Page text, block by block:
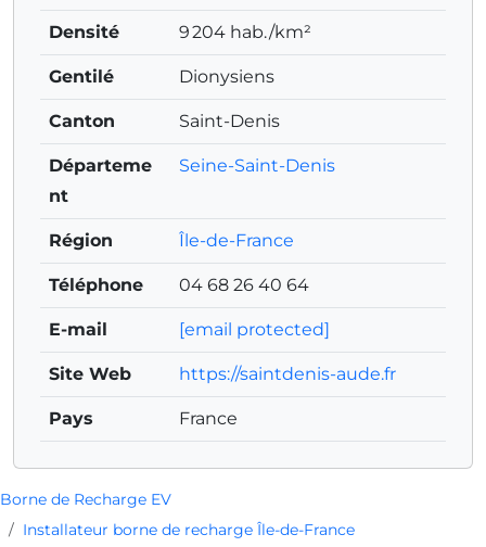
Borne de Recharge EV
Installateur borne de recharge Île-de-France
Densité 9 204 hab./km²
Gentilé Dionysiens
Canton Saint-Denis
Départeme
nt
Seine-Saint-Denis
Région Île-de-France
Téléphone 04 68 26 40 64
E-mail [email protected]
Site Web https://saintdenis-aude.fr
Pays France